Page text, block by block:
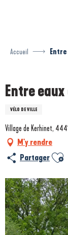
Accueil
Entre
VÉLO DE VILLE
Village de Kerhinet,
M'y rendre
Partager